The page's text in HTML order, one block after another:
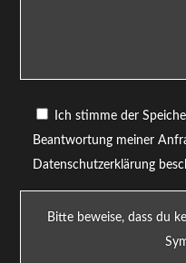
Ich stimme der
Beantwortung meiner
Datenschutzerklärung
Bitte beweise, dass du